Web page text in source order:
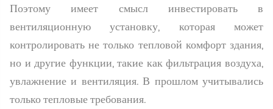
Поэтому имеет смысл инвестировать в
вентиляционную установку, которая может
контролировать не только тепловой комфорт здания,
но и другие функции, такие как фильтрация воздуха,
увлажнение и вентиляция. В прошлом учитывались
только тепловые требования.